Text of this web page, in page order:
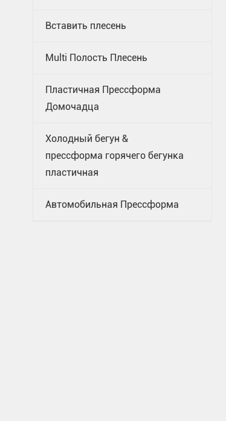
Вставить плесень
Multi Полость Плесень
Пластичная Прессформа
Домочадца
Холодный бегун &
прессформа горячего бегунка
пластичная
Автомобильная Прессформа